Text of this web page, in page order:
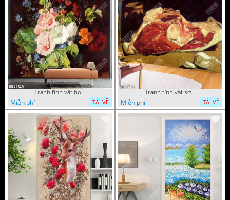
Tranh tĩnh vật hoa quả decor phòng khách in uv
Miễn phí
TẢI VỀ
Tranh tĩnh vật sơn dầu nước ngoài trang trí phòng bếp
Miễn phí
TẢI VỀ